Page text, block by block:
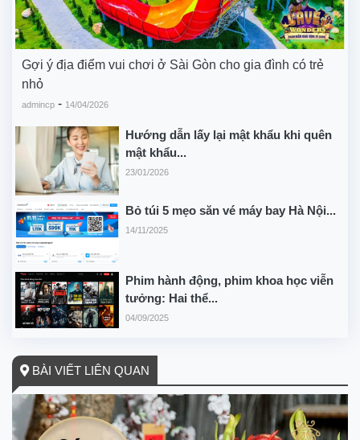
Gợi ý địa điểm vui chơi ở Sài Gòn cho gia đình có trẻ
nhỏ
admincp - 14/04/2026
Hướng dẫn lấy lại mật khẩu khi quên
mật khẩu...
23/01/2026
Bỏ túi 5 mẹo săn vé máy bay Hà Nội...
14/11/2025
Phim hành động, phim khoa học viễn
tưởng: Hai thể...
04/09/2025
BÀI VIẾT LIÊN QUAN